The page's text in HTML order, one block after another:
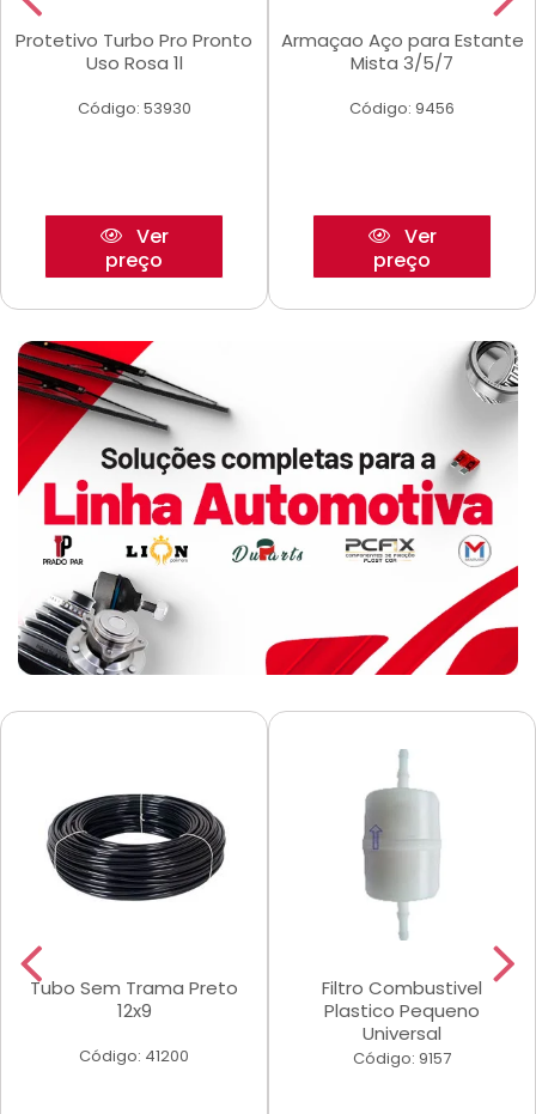
Protetivo Turbo Pro Pronto
Uso Rosa 1l
Código: 53930
Ver
preço
Armaçao Aço para Estante
Mista 3/5/7
Código: 9456
Ver
preço
Tubo Sem Trama Preto
12x9
Código: 41200
Filtro Combustivel
Plastico Pequeno
Universal
Código: 9157